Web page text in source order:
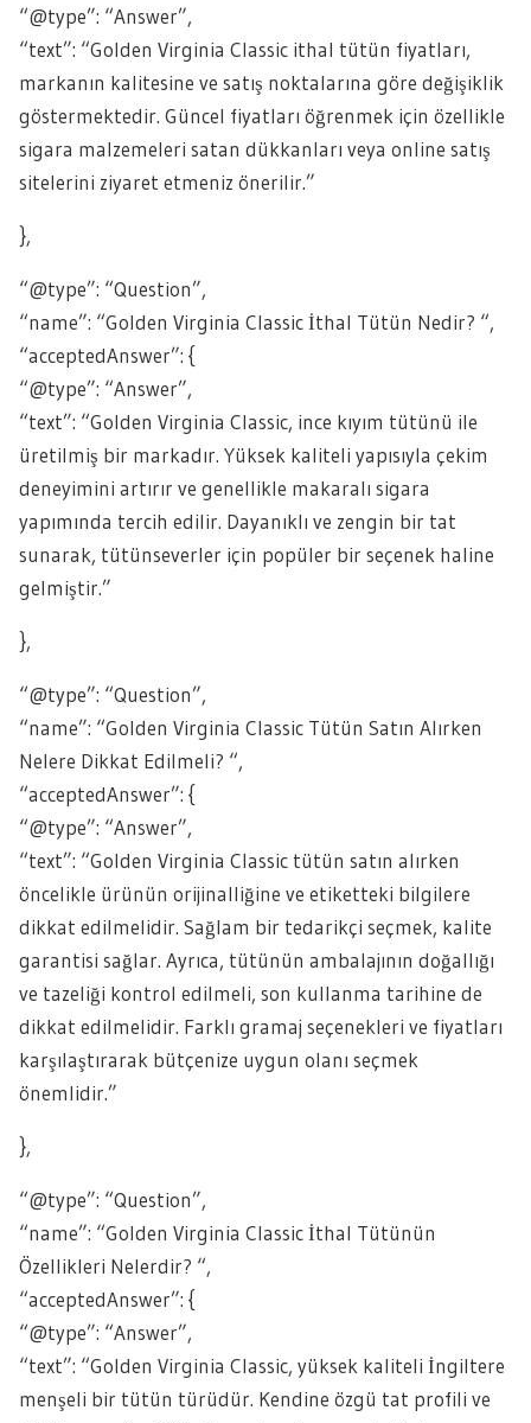
“@type”: “Answer”,
“text”: “Golden Virginia Classic ithal tütün fiyatları,
markanın kalitesine ve satış noktalarına göre değişiklik
göstermektedir. Güncel fiyatları öğrenmek için özellikle
sigara malzemeleri satan dükkanları veya online satış
sitelerini ziyaret etmeniz önerilir.”
},
“@type”: “Question”,
“name”: “Golden Virginia Classic İthal Tütün Nedir? “,
“acceptedAnswer”: {
“@type”: “Answer”,
“text”: “Golden Virginia Classic, ince kıyım tütünü ile
üretilmiş bir markadır. Yüksek kaliteli yapısıyla çekim
deneyimini artırır ve genellikle makaralı sigara
yapımında tercih edilir. Dayanıklı ve zengin bir tat
sunarak, tütünseverler için popüler bir seçenek haline
gelmiştir.”
},
“@type”: “Question”,
“name”: “Golden Virginia Classic Tütün Satın Alırken
Nelere Dikkat Edilmeli? “,
“acceptedAnswer”: {
“@type”: “Answer”,
“text”: “Golden Virginia Classic tütün satın alırken
öncelikle ürünün orijinalliğine ve etiketteki bilgilere
dikkat edilmelidir. Sağlam bir tedarikçi seçmek, kalite
garantisi sağlar. Ayrıca, tütünün ambalajının doğallığı
ve tazeliği kontrol edilmeli, son kullanma tarihine de
dikkat edilmelidir. Farklı gramaj seçenekleri ve fiyatları
karşılaştırarak bütçenize uygun olanı seçmek
önemlidir.”
},
“@type”: “Question”,
“name”: “Golden Virginia Classic İthal Tütünün
Özellikleri Nelerdir? “,
“acceptedAnswer”: {
“@type”: “Answer”,
“text”: “Golden Virginia Classic, yüksek kaliteli İngiltere
menşeli bir tütün türüdür. Kendine özgü tat profili ve